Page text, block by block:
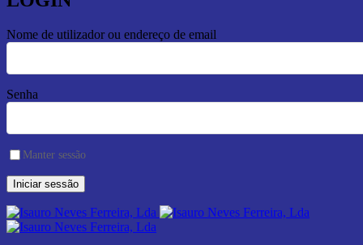
Nome de utilizador ou endereço de email
Senha
Manter sessão